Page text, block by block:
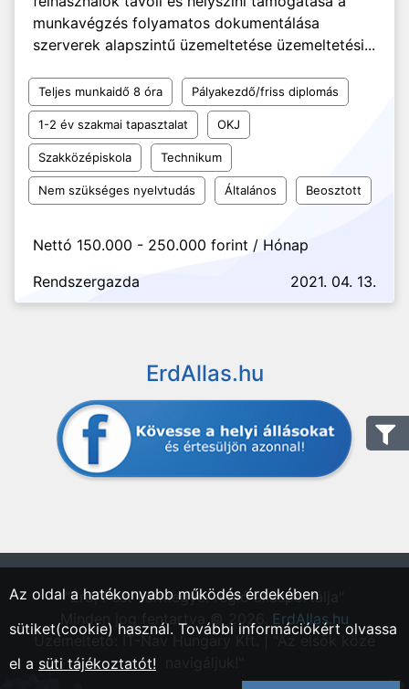
munkavégzés folyamatos dokumentálása
szerverek alapszintű üzemeltetése üzemeltetési...
Teljes munkaidő 8 óra Pályakezdő/friss diplomás
1-2 év szakmai tapasztalat OKJ
Szakközépiskola Technikum
Nem szükséges nyelvtudás Általános Beosztott
Nettó 150.000 - 250.000 forint / Hónap
Rendszergazda
2021. 04. 13.
ErdAllas.hu
"Érd, Pest vármegyei régió állásportálja"
Minden jog fentartva © 2026. ErdAllas.hu
Üzemeltető: IT-Nav Hungary Kft. | "Az elsők közé
Az oldal a hatékonyabb működés érdekében
sütiket(cookie) használ. További információkért olvassa
el a süti tájékoztatót!